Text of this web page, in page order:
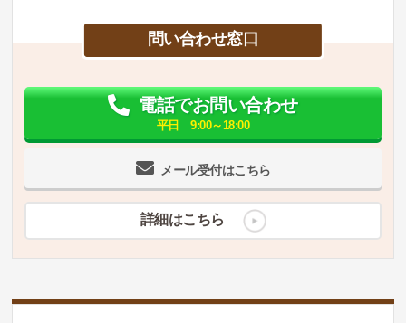
問い合わせ窓口
メール受付はこちら
電話でお問い合わせ
平日 9:00～18:00
詳細はこちら